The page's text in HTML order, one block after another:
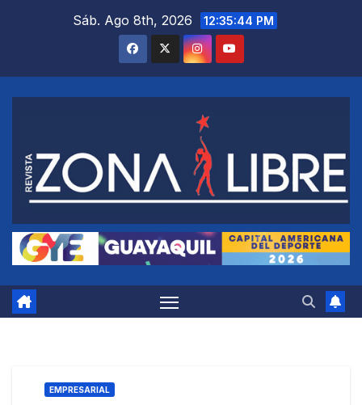
Sáb. Ago 8th, 2026 12:35:45 PM
EMPRESARIAL